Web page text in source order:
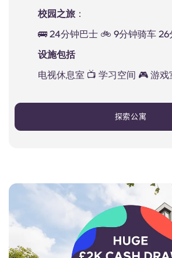
校园之旅 ：
🚌 24分钟巴士 🚲 9分钟骑车 26
设施包括
电视休息室 📺 学习空间 🎮 游戏
探索公寓